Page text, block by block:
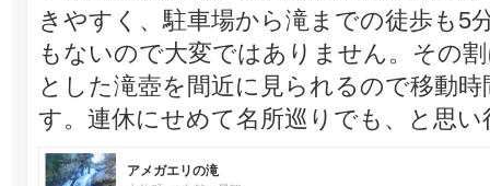
きやすく、駐車場から滝までの徒歩も5
もないので大変ではありません。その
とした滝壺を間近に見られるので移動
す。連休にせめて名所巡りでも、と思
アメガエリの滝